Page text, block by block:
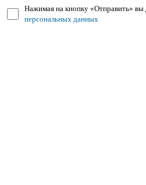
Нажимая на кнопку «Отправить» вы
персональных данных